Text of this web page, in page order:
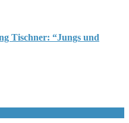
Tischner: “Jungs und